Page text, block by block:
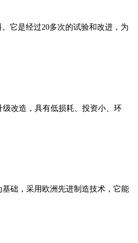
它是经过20多次的试验和改进，为
改造，具有低损耗、投资小、环
础，采用欧洲先进制造技术，它能